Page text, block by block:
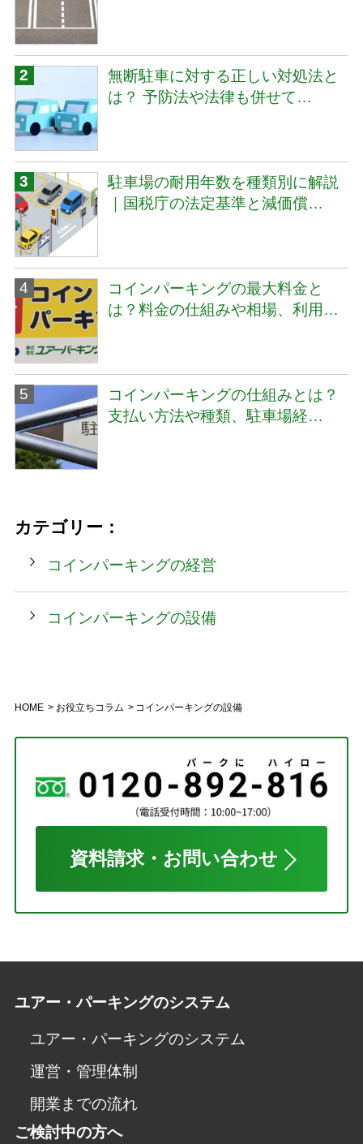
無断駐車に対する正しい対処法と
は？ 予防法や法律も併せて…
駐車場の耐用年数を種類別に解説
｜国税庁の法定基準と減価償…
コインパーキングの最大料金と
は？料金の仕組みや相場、利用…
コインパーキングの仕組みとは？
支払い方法や種類、駐車場経…
カテゴリー：
コインパーキングの経営
コインパーキングの設備
HOME お役立ちコラム コインパーキングの設備
資料請求・お問い合わせ
ユアー・パーキングのシステム
ユアー・パーキングのシステム
運営・管理体制
開業までの流れ
ご検討中の方へ